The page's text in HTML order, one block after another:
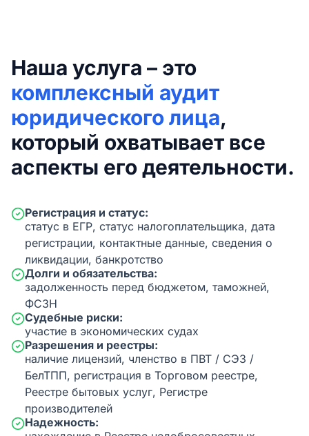
Наша услуга – это
комплексный аудит
юридического лица,
который охватывает все
аспекты его деятельности.
Регистрация и статус:
статус в ЕГР, статус налогоплательщика, дата
регистрации, контактные данные, сведения о
ликвидации, банкротство
Долги и обязательства:
задолженность перед бюджетом, таможней,
ФСЗН
Судебные риски:
участие в экономических судах
Разрешения и реестры:
наличие лицензий, членство в ПВТ / СЭЗ /
БелТПП, регистрация в Торговом реестре,
Реестре бытовых услуг, Регистре
производителей
Надежность: